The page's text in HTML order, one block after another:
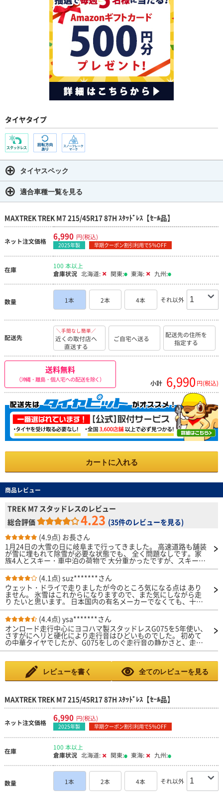
タイヤタイプ
タイヤスペック
適合車種一覧を見る
MAXTREK TREK M7 215/45R17 87H ｽﾀｯﾄﾞﾚｽ【ｾｰﾙ品】
ネット注文価格 6,990 円(税込)
2025年製 早期クーポン割引利用で5％OFF
在庫
100 本以上
倉庫状況 北海道: 関東: 東海: 九州:
数量 1本 2本 4本 それ以外
配送先
＼手間なし簡単／
近くの取付店へ
直送する
ご自宅へ送る
配送先の住所を
指定する
送料無料
（沖縄・離島・個人宅への配送を除く） 小計 6,990 円(税込)
カートに入れる
商品レビュー
TREK M7 スタッドレスのレビュー
総合評価
4.23 (35件のレビューを見る)
(4.9点) お長さん
1月24日の大雪の日に岐阜まで行ってきました。 高速道路も舗装
が雪に埋もれて除雪が必要な状態でも、 全く問題なしです。家
族4人とスキー・車中泊の荷物で 大分重かったですが、スキー場
入り口の急勾配も問題なくクリアー。 でも帰りにアイスバーン
になってたら困るのでチェーンを履きましたが、帰りの下りカー
ブもお尻を振る事もなく これまた、完璧！問題無し！タイヤ音
はしますが、どのスタッドレスでもしますからね。 喋ってたら
気になりません。 ゴムが硬かったので、どうかなぁ〜と思って
ましたが、何の問題も有りません。 良いです。お勧めですね。
ありがとうございました。 また、お願いします。
(4.1点) suz*******さん
ウェット・ドライで走りましたが今のところ気になる点は あり
ません。 氷雪はこれからになりますので、また気にしながら走
り たいと思います。 日本国内の有名メーカーでなくても、十
分。と思える 性能であることを願います。
(4.4点) ysa*******さん
オンロード走行中心にヨコハマ製スタッドレスG075を5年使い、
さすがにヘリと硬化により走行音はひどいものでした。 初めて
の中華タイヤでしたが、G075をしのぐ走行音の静かさと、走行
安定性に驚いています。 雪道は未走行です。トレッドパターン
タイヤで十分だと感じています。 おススメです。
レビューを書く 全てのレビューを見る
MAXTREK TREK M7 215/45R17 87H ｽﾀｯﾄﾞﾚｽ【ｾｰﾙ品】
ネット注文価格 6,990 円(税込)
2025年製 早期クーポン割引利用で5％OFF
在庫
100 本以上
倉庫状況 北海道: 関東: 東海: 九州:
数量 1本 2本 4本 それ以外